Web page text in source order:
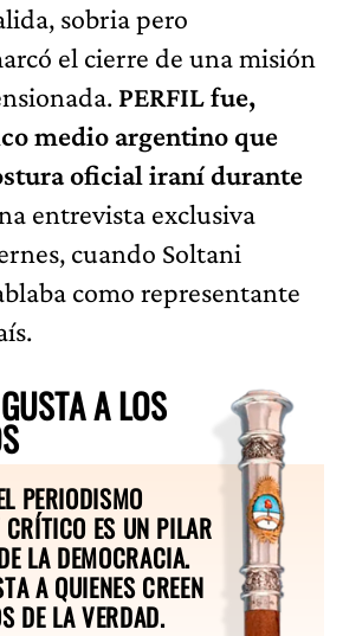
sobria pero
el cierre de una misión
PERFIL fue,
medio argentino que
oficial iraní durante
entrevista exclusiva
cuando Soltani
como representante
A LOS
PERIODISMO
CRÍTICO ES UN PILAR
LA DEMOCRACIA.
A QUIENES CREEN
DE LA VERDAD.